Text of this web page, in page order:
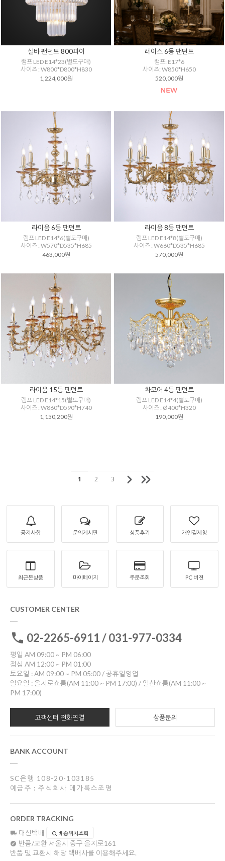
실바 팬던트 800파이
램프 LED E14*23(별도구매)
사이즈 : W800*D800*H830
1,224,000원
레이스 6등 팬던트
램프: E17*6
사이즈: W850*H650
520,000원
라이움 6등 팬던트
램프 LED E14*6(별도구매)
사이즈 : W570*D535*H685
463,000원
라이움 8등 팬던트
램프 LED E14*8(별도구매)
사이즈 : W660*D535*H685
570,000원
라이움 15등 팬던트
램프 LED E14*15(별도구매)
사이즈 : W860*D590*H740
1,150,200원
차모어 4등 팬던트
램프 LED E14*4(별도구매)
사이즈 : Ø400*H320
190,000원
1 2 3
공지사항 문의게시판 상품후기 개인결제창
최근본상품 마이페이지 주문조회 PC 버젼
CUSTOMER CENTER
02-2265-6911 / 031-977-0334
평일 AM 09:00 ~ PM 06:00
점심 AM 12:00 ~ PM 01:00
토요일 : AM 09:00 ~ PM 05:00 / 공휴일영업
일요일 : 을지로쇼룸(AM 11:00 ~ PM 17:00) / 일산쇼룸(AM 11:00 ~
PM 17:00)
고객센터 전화연결 상품문의
BANK ACCOUNT
SC은행 108-20-103185
예금주 : 주식회사 메가룩스조명
ORDER TRACKING
대신택배 배송위치조회
반품/교환 서울시 중구 을지로161
반품 및 교환시 해당 택배사를 이용해주세요.